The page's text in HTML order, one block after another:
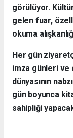
görülüyor.
gelen fuar,
okuma
Her gün
imza günleri
dünyasının
gün boyunca
sahipliği